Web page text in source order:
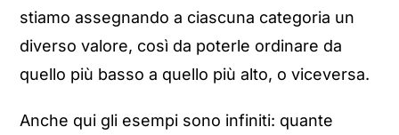
stiamo assegnando a ciascuna categoria un
diverso valore, così da poterle ordinare da
quello più basso a quello più alto, o viceversa.
Anche qui gli esempi sono infiniti: quante